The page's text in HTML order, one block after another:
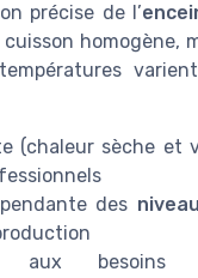
précise de l’
homogène,
(chaleur sèche et
des
aux besoins